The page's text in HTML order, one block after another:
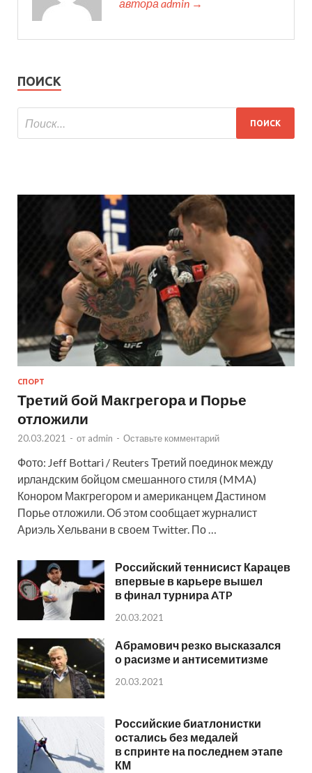
автора admin →
ПОИСК
СПОРТ
Третий бой Макгрегора и Порье
отложили
20.03.2021 - от admin - Оставьте комментарий
Фото: Jeff Bottari / Reuters Третий поединок между
ирландским бойцом смешанного стиля (MMA)
Конором Макгрегором и американцем Дастином
Порье отложили. Об этом сообщает журналист
Ариэль Хельвани в своем Twitter. По …
Российский теннисист Карацев
впервые в карьере вышел
в финал турнира ATP
20.03.2021
Абрамович резко высказался
о расизме и антисемитизме
20.03.2021
Российские биатлонистки
остались без медалей
в спринте на последнем этапе
КМ